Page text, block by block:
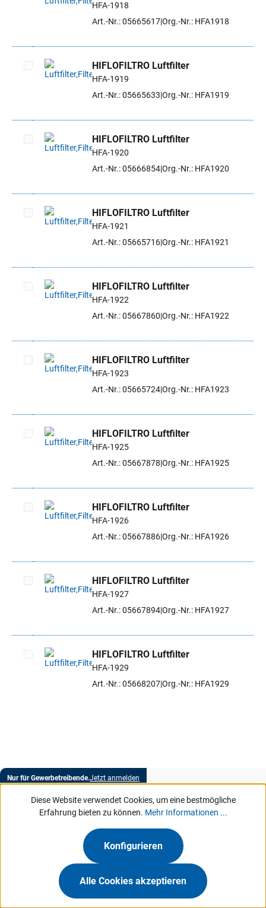
Artikel auswählen
HFA-1918
Art.-Nr.: 05665617Org.-Nr.: HFA1918
Artikel auswählen
HIFLOFILTRO Luftfilter
HFA-1919
Art.-Nr.: 05665633 Org.-Nr.: HFA1919
Artikel auswählen
HIFLOFILTRO Luftfilter
HFA-1920
Art.-Nr.: 05666854Org.-Nr.: HFA1920
Artikel auswählen
HIFLOFILTRO Luftfilter
HFA-1921
Art.-Nr.: 05665716Org.-Nr.: HFA1921
Artikel auswählen
HIFLOFILTRO Luftfilter
HFA-1922
Art.-Nr.: 05667860 Org.-Nr.: HFA1922
Artikel auswählen
HIFLOFILTRO Luftfilter
HFA-1923
Art.-Nr.: 05665724Org.-Nr.: HFA1923
Artikel auswählen
HIFLOFILTRO Luftfilter
HFA-1925
Art.-Nr.: 05667878 Org.-Nr.: HFA1925
Artikel auswählen
HIFLOFILTRO Luftfilter
HFA-1926
Art.-Nr.: 05667886Org.-Nr.: HFA1926
Artikel auswählen
HIFLOFILTRO Luftfilter
HFA-1927
Art.-Nr.: 05667894Org.-Nr.: HFA1927
Artikel auswählen
HIFLOFILTRO Luftfilter
HFA-1929
Art.-Nr.: 05668207Org.-Nr.: HFA1929
Nur für Gewerbetreibende.Jetzt anmelden
Über Hartje
MeinHartje
Diese Website verwendet Cookies, um eine bestmögliche
Erfahrung bieten zu können. Mehr Informationen ...
Konfigurieren
Alle Cookies akzeptieren